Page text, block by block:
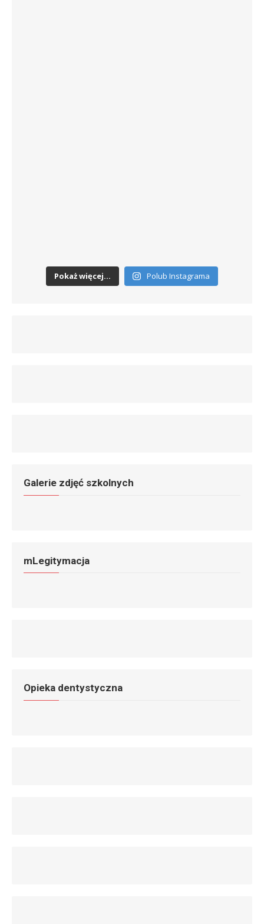
Pokaż więcej... Polub Instagrama
Galerie zdjęć szkolnych
mLegitymacja
Opieka dentystyczna